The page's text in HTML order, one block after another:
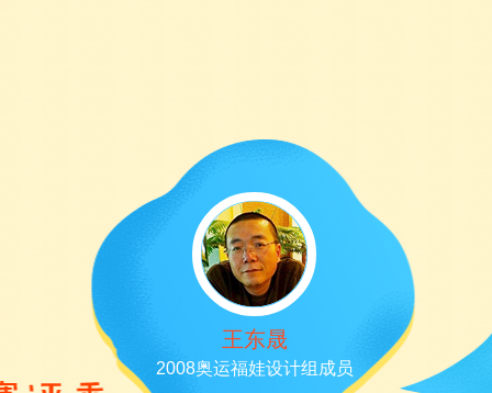
王东晟
2008奥运福娃设计组成员